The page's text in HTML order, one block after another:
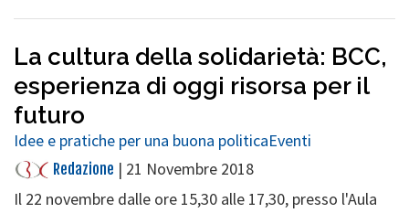
La cultura della solidarietà: BCC,
esperienza di oggi risorsa per il
futuro
Idee e pratiche per una buona politicaEventi
Redazione | 21 Novembre 2018
Il 22 novembre dalle ore 15,30 alle 17,30, presso l'Aula